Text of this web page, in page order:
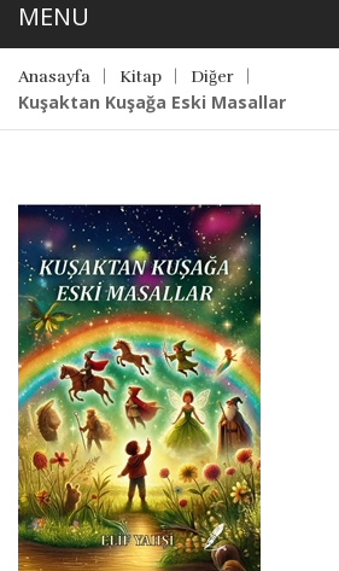
Anasayfa Kitap Diğer
Kuşaktan Kuşağa Eski Masallar